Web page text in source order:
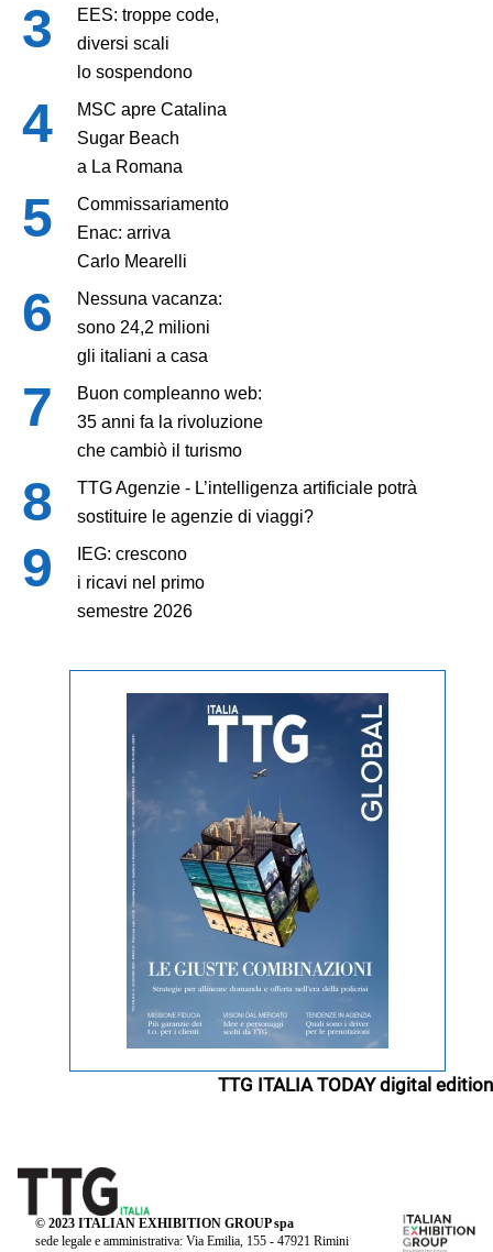
EES: troppe code,
diversi scali
lo sospendono
MSC apre Catalina
Sugar Beach
a La Romana
Commissariamento
Enac: arriva
Carlo Mearelli
Nessuna vacanza:
sono 24,2 milioni
gli italiani a casa
Buon compleanno web:
35 anni fa la rivoluzione
che cambiò il turismo
TTG Agenzie - L’intelligenza artificiale potrà
sostituire le agenzie di viaggi?
IEG: crescono
i ricavi nel primo
semestre 2026
TTG ITALIA TODAY digital edition
© 2023 ITALIAN EXHIBITION GROUP spa
sede legale e amministrativa: Via Emilia, 155 - 47921 Rimini